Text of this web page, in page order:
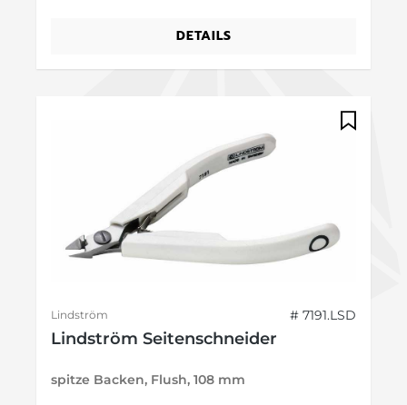
DETAILS
Lindström # 7191.LSD
Lindström Seitenschneider
spitze Backen, Flush, 108 mm